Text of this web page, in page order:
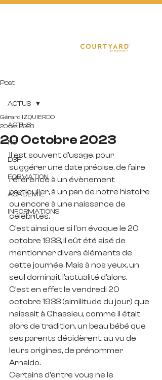
Post
ACTUS
N3
D3F
FORMATION
ACADEMIE
INFORMATIONS
ACTUS
20 Octobre 2023
Gérard IZQUIERDO
20 oct. 2023
Il est souvent d’usage, pour
suggérer une date précise, de faire
référence à un évènement
particulier, à un pan de notre histoire
ou encore à une naissance de
célébrités.
C’est ainsi que si l’on évoque le 20
octobre 1933, il eût été aisé de
mentionner divers éléments de
cette journée. Mais à nos yeux, un
seul dominait l’actualité d’alors.
C’est en effet le vendredi 20
octobre 1933 (similitude du jour) que
naissait à Chassieu, comme il était
alors de tradition, un beau bébé que
ses parents décidèrent, au vu de
leurs origines, de prénommer
Arnaldo.
Certains d’entre vous ne le